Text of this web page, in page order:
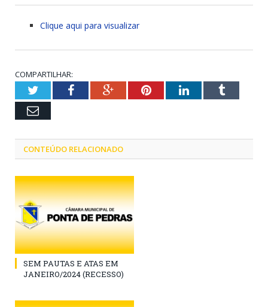
Clique aqui para visualizar
COMPARTILHAR:
TwitterFacebookGoogle+PinterestLinkedInTumblr
Email
CONTEÚDO RELACIONADO
SEM PAUTAS E ATAS EM
JANEIRO/2024 (RECESSO)